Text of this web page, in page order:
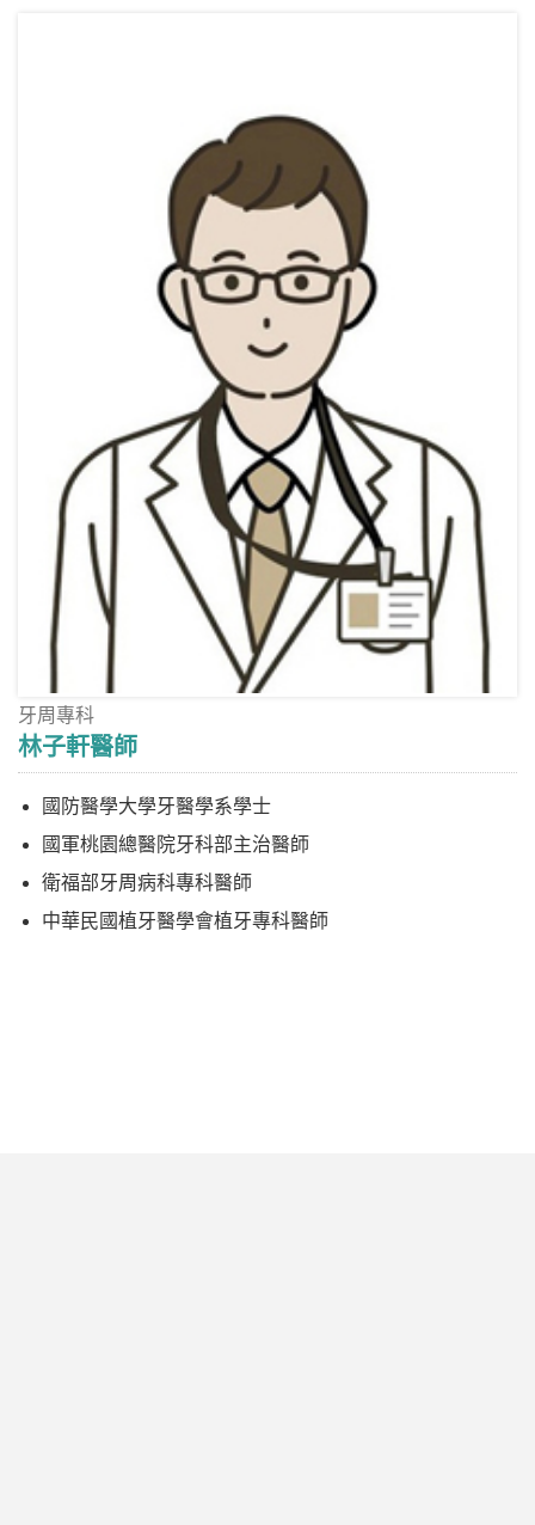
牙周專科
林子軒醫師
國防醫學大學牙醫學系學士
國軍桃園總醫院牙科部主治醫師
衛福部牙周病科專科醫師
中華民國植牙醫學會植牙專科醫師